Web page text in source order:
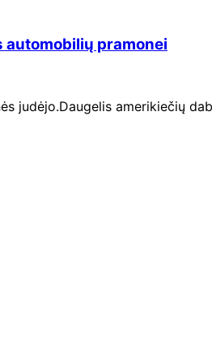
automobilių pramonei
judėjo.Daugelis amerikiečių